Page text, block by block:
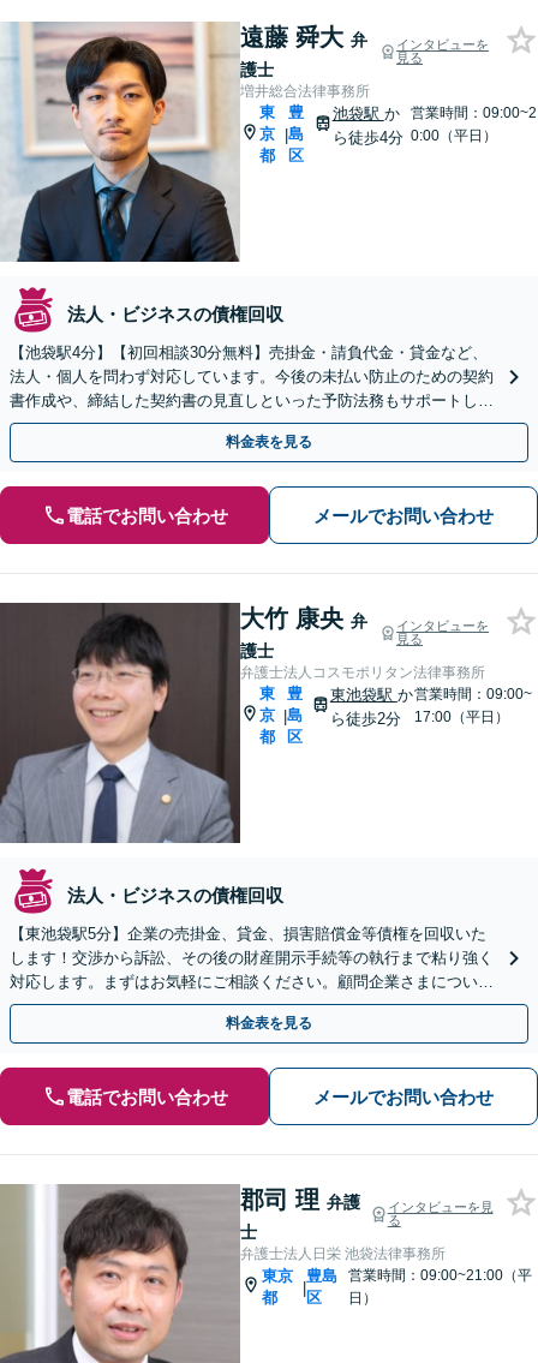
遠藤 舜大 弁
護士
インタビューを
見る
増井総合法律事務所
東
京
都
|
豊
島
区
池袋駅 か
ら徒歩4分
営業時間：09:00~2
0:00（平日）
法人・ビジネスの債権回収
【池袋駅4分】【初回相談30分無料】売掛金・請負代金・貸金など、
法人・個人を問わず対応しています。今後の未払い防止のための契約
書作成や、締結した契約書の見直しといった予防法務もサポートしま
す。
料金表を見る
電話でお問い合わせ メールでお問い合わせ
大竹 康央 弁
護士
インタビューを
見る
弁護士法人コスモポリタン法律事務所
東
京
都
|
豊
島
区
東池袋駅 か
ら徒歩2分
営業時間：09:00~
17:00（平日）
法人・ビジネスの債権回収
【東池袋駅5分】企業の売掛金、貸金、損害賠償金等債権を回収いた
します！交渉から訴訟、その後の財産開示手続等の執行まで粘り強く
対応します。まずはお気軽にご相談ください。顧問企業さまについて
は完全成功報酬プラン有。【オンライン相談可】
料金表を見る
電話でお問い合わせ メールでお問い合わせ
郡司 理 弁護
士
インタビューを見
る
弁護士法人日栄 池袋法律事務所
東京
都
|
豊島
区
営業時間：09:00~21:00（平
日）